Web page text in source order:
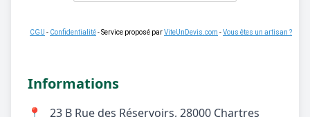
CGU - Confidentialité- Service proposé parViteUnDevis.com -Vous êtes un artisan ?
Informations
📍
23 B Rue des Réservoirs, 28000 Chartres